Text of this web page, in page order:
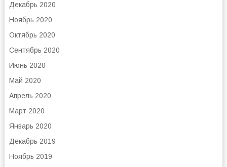
Декабрь 2020
Ноябрь 2020
Октябрь 2020
Сентябрь 2020
Июнь 2020
Май 2020
Апрель 2020
Март 2020
Январь 2020
Декабрь 2019
Ноябрь 2019